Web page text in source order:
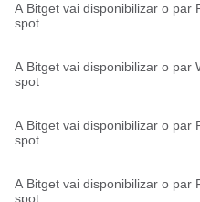
A Bitget vai disponibilizar o par
spot
A Bitget vai disponibilizar o par
spot
A Bitget vai disponibilizar o par
spot
A Bitget vai disponibilizar o par
spot